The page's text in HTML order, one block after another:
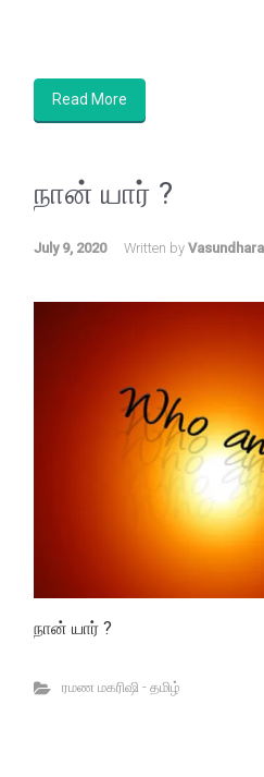
Read More
நான் யார் ?
July 9, 2020 Written by Vasundhara
நான் யார் ?
ரமண மகரிஷி - தமிழ்